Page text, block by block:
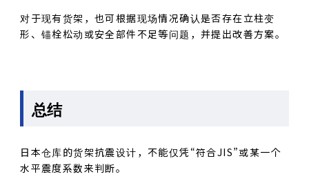
对于现有货架，也可根据现场情况确认是否存在立柱变
形、锚栓松动或安全部件不足等问题，并提出改善方案。
总结
日本仓库的货架抗震设计，不能仅凭“符合JIS”或某一个
水平震度系数来判断。